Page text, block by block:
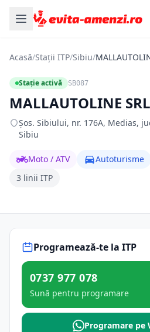
Acasă/Stații ITP/Sibiu/
Stație activă SB087
MALLAUTOLINE SRL
Şos. Sibiului, nr. 176A, Medias,
Sibiu
Moto / ATV Autoturisme
3 linii ITP
Programează-te la ITP
0737 977 078
Sună pentru programare
Programare pe